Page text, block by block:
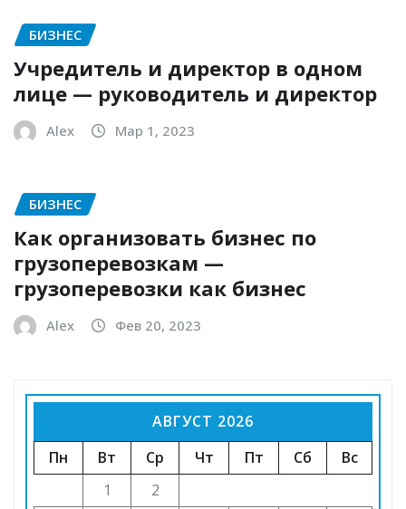
БИЗНЕС
Учредитель и директор в одном
лице — руководитель и директор
Alex Мар 1, 2023
БИЗНЕС
Как организовать бизнес по
грузоперевозкам —
грузоперевозки как бизнес
Alex Фев 20, 2023
АВГУСТ 2026
Пн
Вт Ср Чт Пт Сб
Вс
1
2